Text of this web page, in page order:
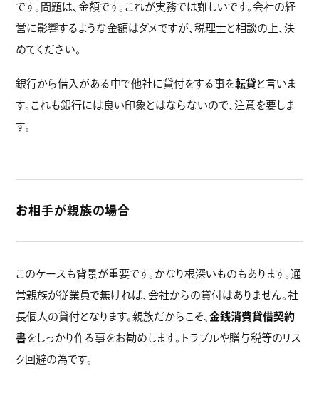
です。問題は、金額です。これが実務では難しいです。会社の経
営に影響するような金額はダメですが、税理士と相談の上、決
めてください。
銀行から借入がある中で他社に貸付をする事を転貸と言いま
す。これも銀行には良い印象とはならないので、注意を要しま
す。
お相手が親族の場合
このケースも背景が重要です。かなり根深いものもあります。通
常親族が従業員で無ければ、会社からの貸付はありません。社
長個人の貸付となります。親族だからこそ、金銭消費貸借契約
書をしっかり作る事をお勧めします。トラブルや贈与税等のリス
ク回避の為です。